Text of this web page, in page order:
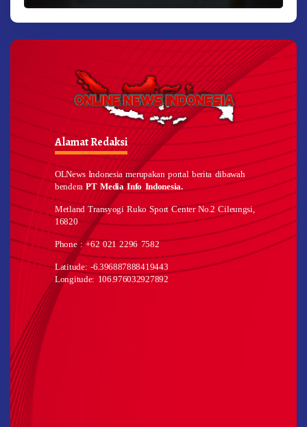
Alamat Redaksi
OLNews Indonesia merupakan portal berita dibawah
benderaPT Media Info Indonesia.
Metland Transyogi Ruko Sport Center No.2 Cileungsi,
16820
Phone : +62 021 2296 7582
Latitude: -6.396887888419443
Longitude: 106.976032927892